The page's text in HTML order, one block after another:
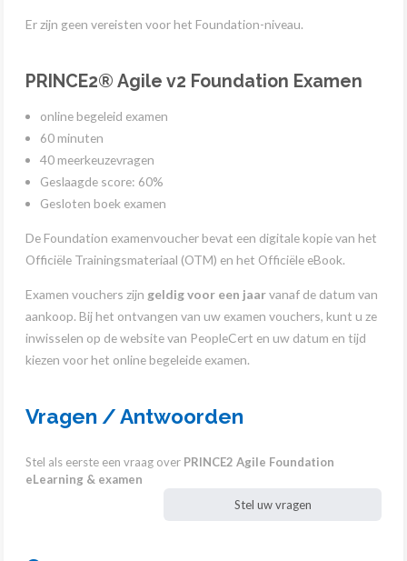
Er zijn geen vereisten voor het Foundation-niveau.
PRINCE2® Agile v2 Foundation Examen
online begeleid examen
60 minuten
40 meerkeuzevragen
Geslaagde score: 60%
Gesloten boek examen
De Foundation examenvoucher bevat een digitale kopie van het
Officiële Trainingsmateriaal (OTM) en het Officiële eBook.
Examen vouchers zijn geldig voor een jaarvanaf de datum van
aankoop. Bij het ontvangen van uw examen vouchers, kunt u ze
inwisselen op de website van PeopleCert en uw datum en tijd
kiezen voor het online begeleide examen.
Vragen / Antwoorden
Stel als eerste een vraag over PRINCE2 Agile Foundation
eLearning & examen
Stel uw vragen